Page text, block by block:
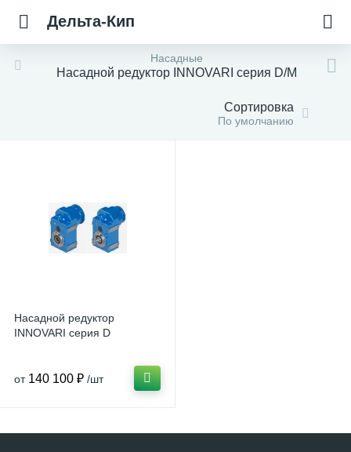
Дельта-Кип
Насадные
Насадной редуктор INNOVARI серия D/M
Сортировка
По умолчанию
Насадной редуктор
INNOVARI серия D
от 140 100 ₽ /шт